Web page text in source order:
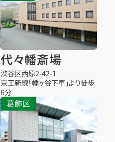
代々幡斎場
渋谷区西原2-42-1
京王新線「幡ヶ谷下車」より徒歩
6分
葛飾区